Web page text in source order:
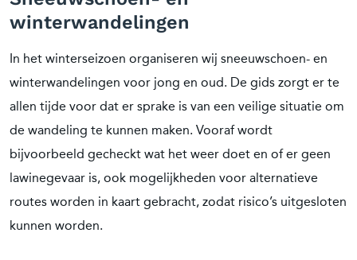
winterwandelingen
In het winterseizoen organiseren wij sneeuwschoen- en
winterwandelingen voor jong en oud. De gids zorgt er te
allen tijde voor dat er sprake is van een veilige situatie om
de wandeling te kunnen maken. Vooraf wordt
bijvoorbeeld gecheckt wat het weer doet en of er geen
lawinegevaar is, ook mogelijkheden voor alternatieve
routes worden in kaart gebracht, zodat risico’s uitgesloten
kunnen worden.